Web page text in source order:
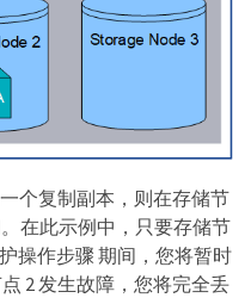
个复制副本，则在存储节
在此示例中，只要存储节
操作步骤 期间，您将暂时
2 发生故障，您将完全丢